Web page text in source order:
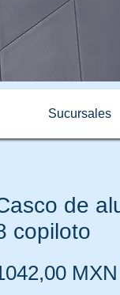
de
copiloto
MXN
Sucursales